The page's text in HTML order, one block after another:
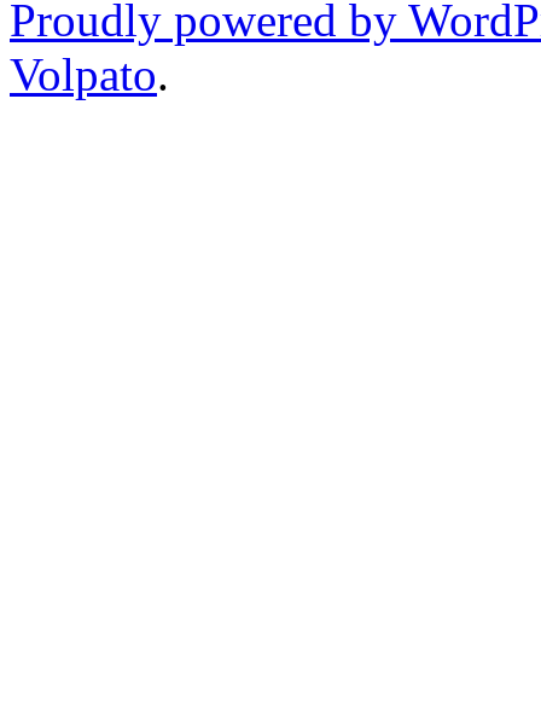
Proudly powered by
Volpato.